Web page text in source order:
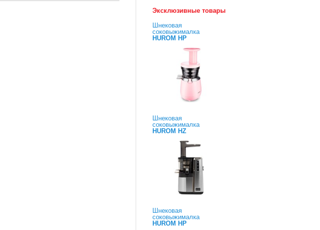
Эксклюзивные товары
Шнековая
соковыжималка
HUROM HP
Шнековая
соковыжималка
HUROM HZ
Шнековая
соковыжималка
HUROM HP